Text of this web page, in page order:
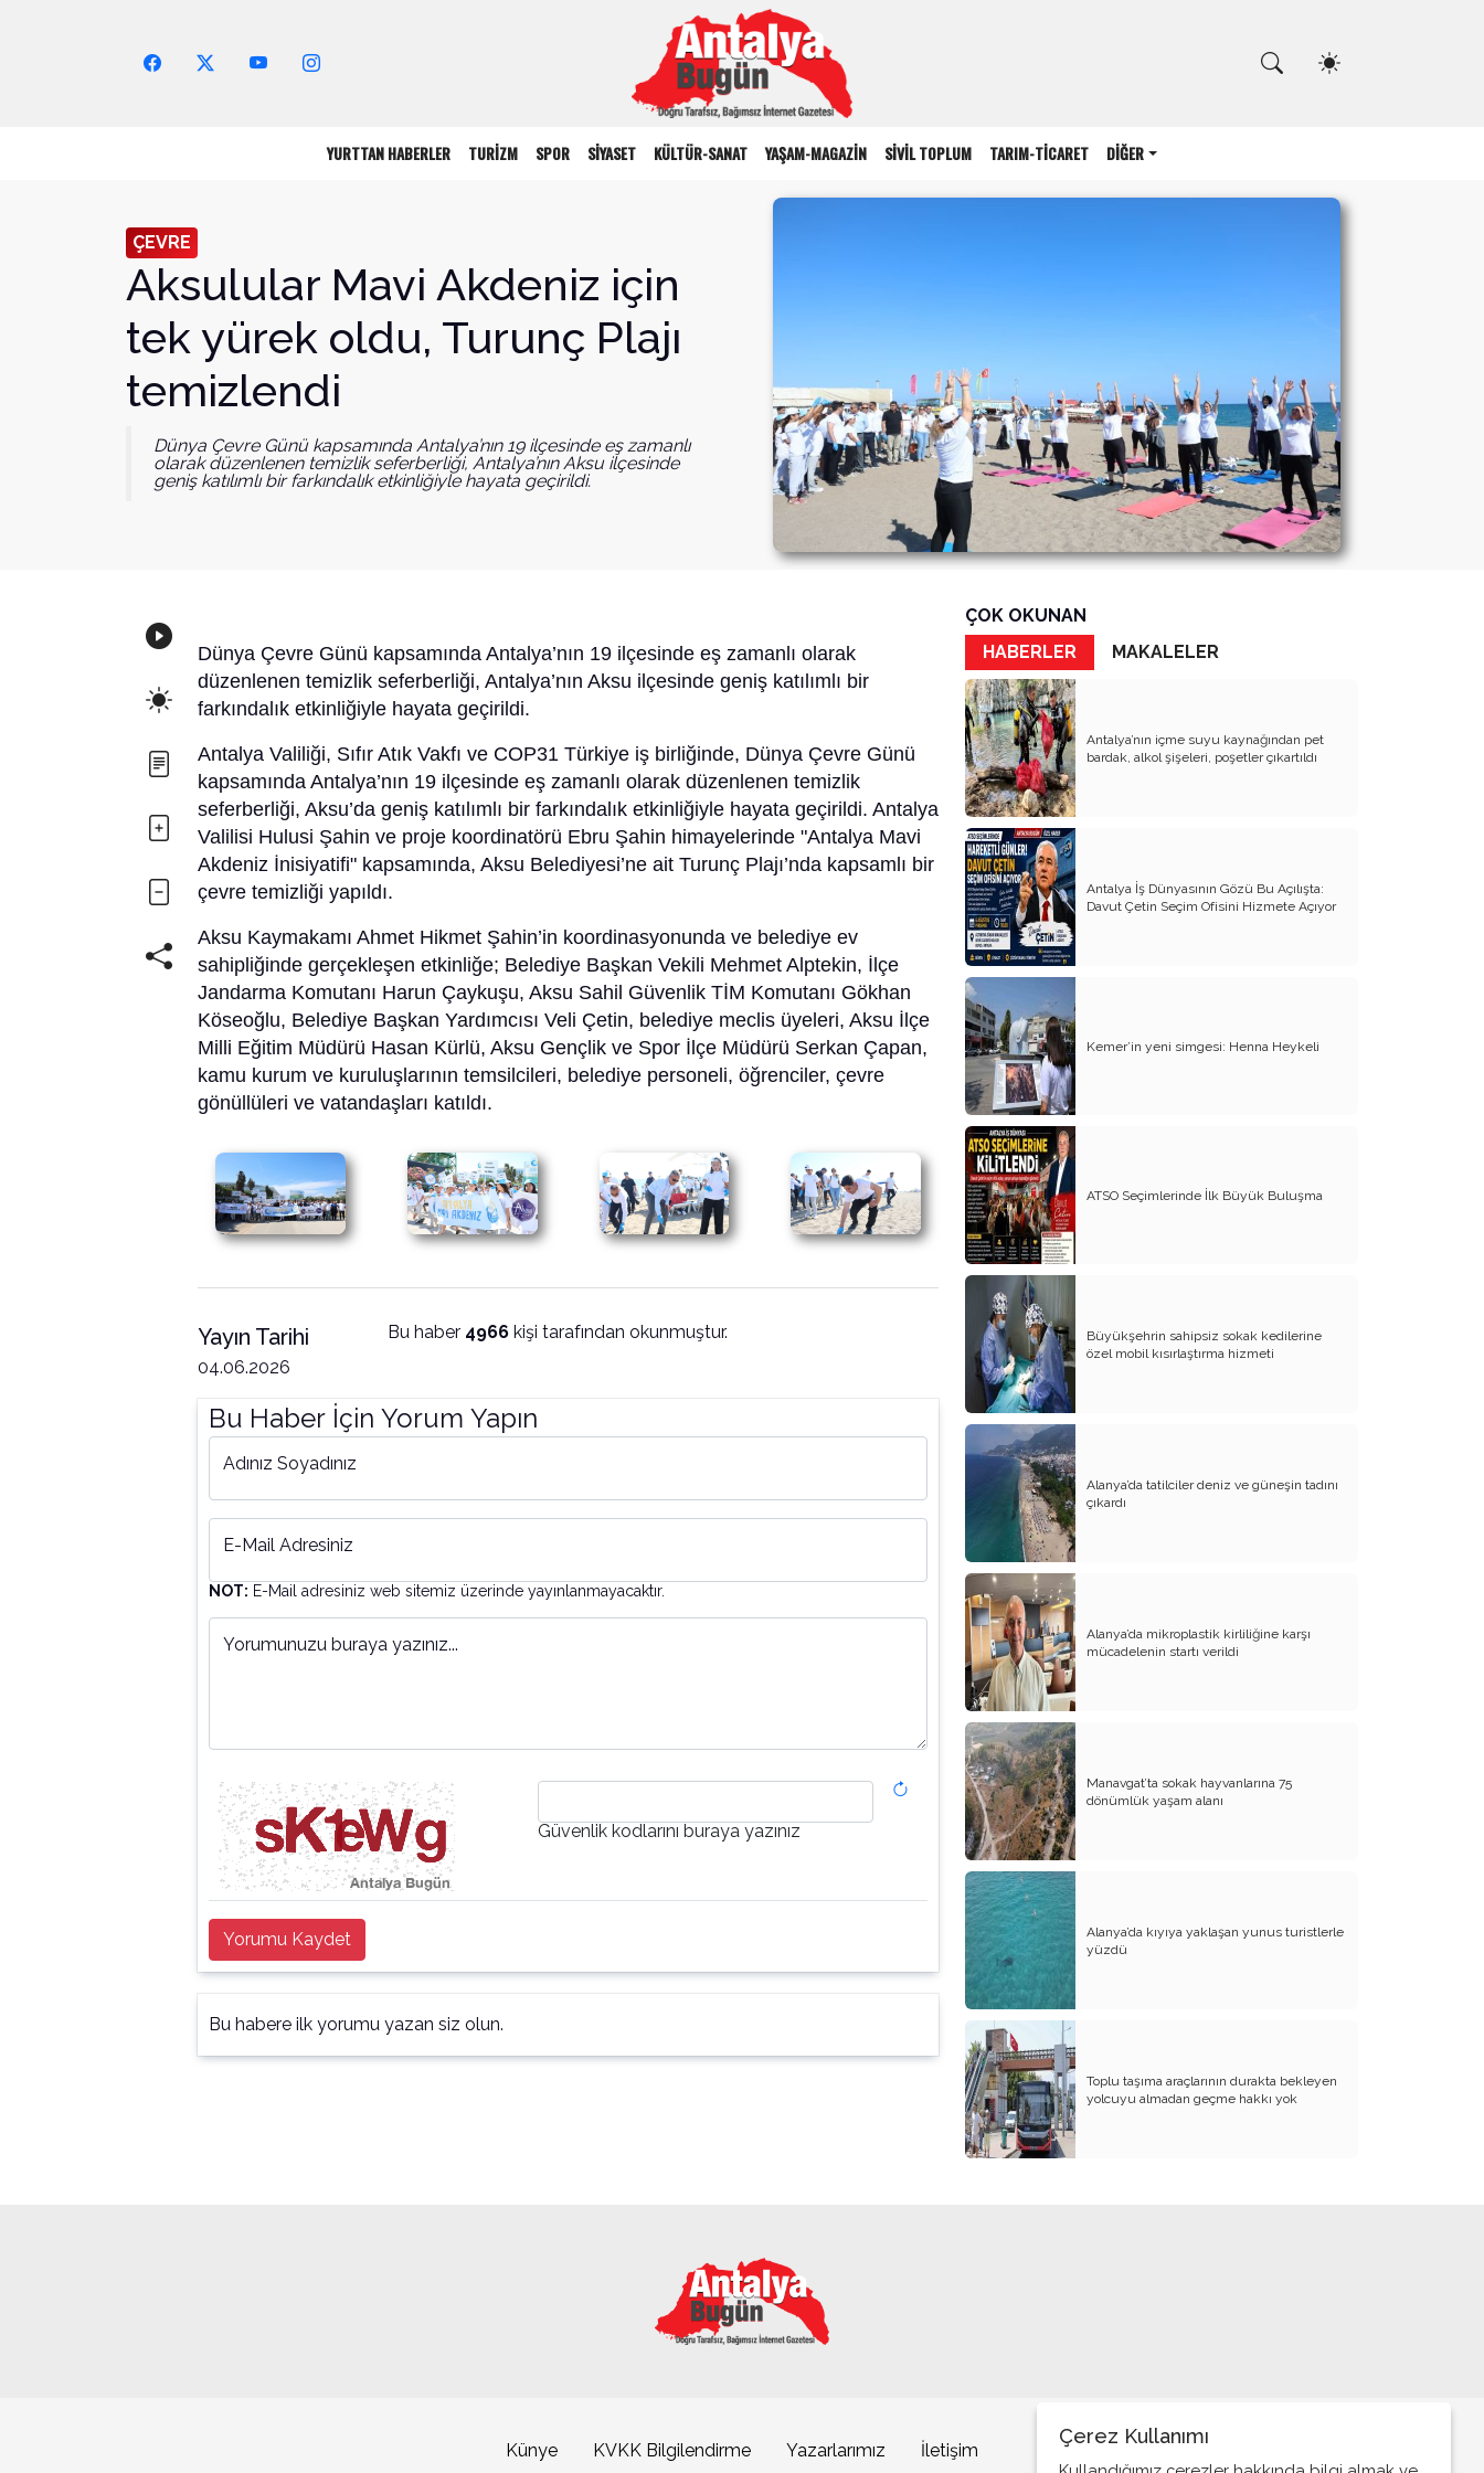
YURTTAN HABERLER TURİZM SPOR SİYASET KÜLTÜR-SANAT YAŞAM-MAGAZİN SİVİL TOPLUM TARIM-TİCARET DİĞER
ÇEVRE
Aksulular Mavi Akdeniz için
tek yürek oldu, Turunç Plajı
temizlendi
Dünya Çevre Günü kapsamında Antalya’nın 19 ilçesinde eş zamanlı
olarak düzenlenen temizlik seferberliği, Antalya’nın Aksu ilçesinde
geniş katılımlı bir farkındalık etkinliğiyle hayata geçirildi.
Dünya Çevre Günü kapsamında Antalya’nın 19 ilçesinde eş zamanlı olarak
düzenlenen temizlik seferberliği, Antalya’nın Aksu ilçesinde geniş katılımlı bir
farkındalık etkinliğiyle hayata geçirildi.
Antalya Valiliği, Sıfır Atık Vakfı ve COP31 Türkiye iş birliğinde, Dünya Çevre Günü
kapsamında Antalya’nın 19 ilçesinde eş zamanlı olarak düzenlenen temizlik
seferberliği, Aksu’da geniş katılımlı bir farkındalık etkinliğiyle hayata geçirildi. Antalya
Valilisi Hulusi Şahin ve proje koordinatörü Ebru Şahin himayelerinde "Antalya Mavi
Akdeniz İnisiyatifi" kapsamında, Aksu Belediyesi’ne ait Turunç Plajı’nda kapsamlı bir
çevre temizliği yapıldı.
Aksu Kaymakamı Ahmet Hikmet Şahin’in koordinasyonunda ve belediye ev
sahipliğinde gerçekleşen etkinliğe; Belediye Başkan Vekili Mehmet Alptekin, İlçe
Jandarma Komutanı Harun Çaykuşu, Aksu Sahil Güvenlik TİM Komutanı Gökhan
Köseoğlu, Belediye Başkan Yardımcısı Veli Çetin, belediye meclis üyeleri, Aksu İlçe
Milli Eğitim Müdürü Hasan Kürlü, Aksu Gençlik ve Spor İlçe Müdürü Serkan Çapan,
kamu kurum ve kuruluşlarının temsilcileri, belediye personeli, öğrenciler, çevre
gönüllüleri ve vatandaşları katıldı.
Yayın Tarihi
04.06.2026
Bu haber 4966kişi tarafından okunmuştur.
Bu Haber İçin Yorum Yapın
Adınız Soyadınız
E-Mail Adresiniz
NOT: E-Mail adresiniz web sitemiz üzerinde yayınlanmayacaktır.
Yorumunuzu buraya yazınız...
Güvenlik kodlarını buraya yazınız
Yorumu Kaydet
Bu habere ilk yorumu yazan siz olun.
ÇOK OKUNAN
HABERLER
MAKALELER
Antalya’nın içme suyu kaynağından pet
bardak, alkol şişeleri, poşetler çıkartıldı
Antalya İş Dünyasının Gözü Bu Açılışta:
Davut Çetin Seçim Ofisini Hizmete Açıyor
Kemer’in yeni simgesi: Henna Heykeli
ATSO Seçimlerinde İlk Büyük Buluşma
Büyükşehrin sahipsiz sokak kedilerine
özel mobil kısırlaştırma hizmeti
Alanya’da tatilciler deniz ve güneşin tadını
çıkardı
Alanya’da mikroplastik kirliliğine karşı
mücadelenin startı verildi
Manavgat’ta sokak hayvanlarına 75
dönümlük yaşam alanı
Alanya’da kıyıya yaklaşan yunus turistlerle
yüzdü
Toplu taşıma araçlarının durakta bekleyen
yolcuyu almadan geçme hakkı yok
Künye KVKK Bilgilendirme Yazarlarımız İletişim
Çerez Kullanımı
Arama Yap!